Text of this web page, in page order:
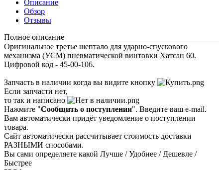
Описание
Обзор
Отзывы
Полное описание
Оригинальное третье шептало для ударно-спускового
механизма (УСМ) пневматической винтовки Хатсан 60.
Цифровой код - 45-00-106.
Запчасть в наличии когда вы видите кнопку
Если запчасти нет,
то так и написано
Нажмите "Сообщить о поступлении". Введите ваш e-mail.
Вам автоматически придёт уведомление о поступлении
товара.
Сайт автоматически рассчитывает стоимость доставки
РАЗНЫМИ способами.
Вы сами определяете какой Лучше / Удобнее / Дешевле /
Быстрее